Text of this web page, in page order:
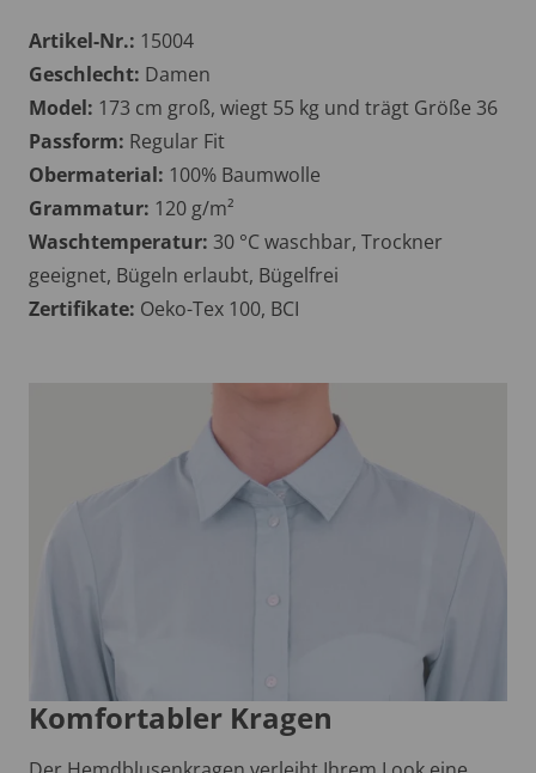
Artikel-Nr.: 15004
Geschlecht: Damen
Model: 173 cm groß, wiegt 55 kg und trägt Größe 36
Passform: Regular Fit
Obermaterial: 100% Baumwolle
Grammatur: 120 g/m²
Waschtemperatur: 30 °C waschbar, Trockner
geeignet, Bügeln erlaubt, Bügelfrei
Zertifikate: Oeko-Tex 100, BCI
Komfortabler Kragen